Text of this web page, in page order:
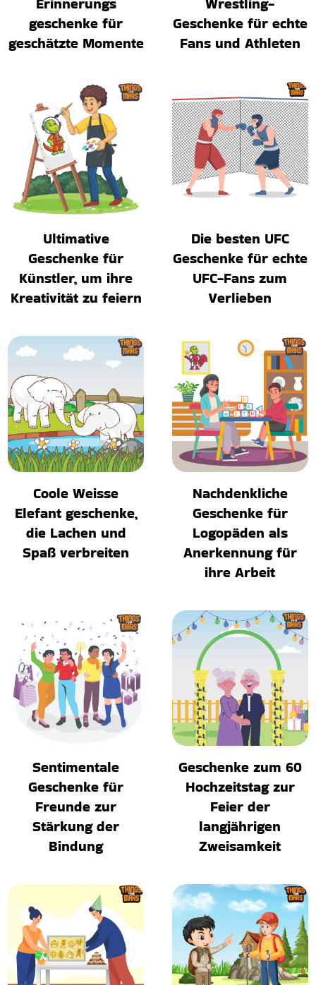
geschenke für
geschätzte Momente
Geschenke für echte
Fans und Athleten
Ultimative
Geschenke für
Künstler, um ihre
Kreativität zu feiern
Die besten UFC
Geschenke für echte
UFC-Fans zum
Verlieben
Coole Weisse
Elefant geschenke,
die Lachen und
Spaß verbreiten
Nachdenkliche
Geschenke für
Logopäden als
Anerkennung für
ihre Arbeit
Sentimentale
Geschenke für
Freunde zur
Stärkung der
Bindung
Geschenke zum 60
Hochzeitstag zur
Feier der
langjährigen
Zweisamkeit